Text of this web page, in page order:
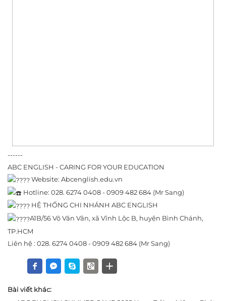
------
ABC ENGLISH - CARING FOR YOUR EDUCATION
Website: Abcenglish.edu.vn
Hotline: 028. 6274 0408 - 0909 482 684 (Mr Sang)
HỆ THỐNG CHI NHÁNH ABC ENGLISH
A1B/56 Võ Văn Vân, xã Vĩnh Lộc B, huyện Bình Chánh,
TP.HCM
Liên hệ : 028. 6274 0408 - 0909 482 684 (Mr Sang)
Bài viết khác: